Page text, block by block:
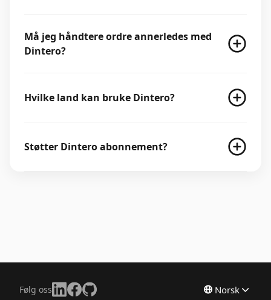
Må jeg håndtere ordre annerledes med
Dintero?
Hvilke land kan bruke Dintero?
Støtter Dintero abonnement?
Følg oss Norsk